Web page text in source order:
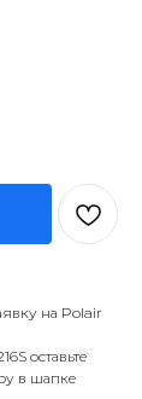
на Polair
оставьте
в шапке